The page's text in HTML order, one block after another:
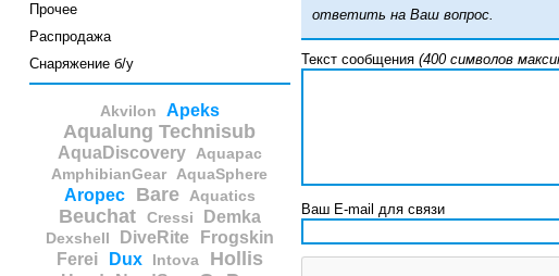
Прочее
Распродажа
Снаряжение б/у
Akvilon Apeks
Aqualung Technisub
AquaDiscovery Aquapac
AmphibianGear AquaSphere
Aropec Bare Aquatics
Beuchat Cressi Demka
Dexshell DiveRite
Frogskin
Ferei
Dux Intova Hollis
ответить на Ваш вопрос.
Текст сообщения (400 символов
Ваш E-mail для связи